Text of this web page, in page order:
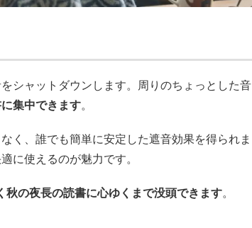
シャットダウンします。周りのちょっとした音
集中できます。
く、誰でも簡単に安定した遮音効果を得られま
に使えるのが魅力です。
秋の夜長の読書に心ゆくまで没頭できます。